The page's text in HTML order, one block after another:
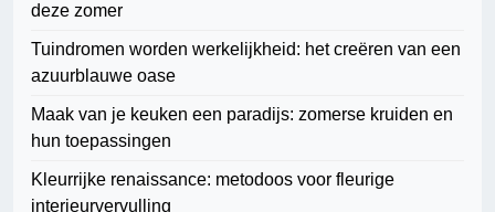
deze zomer
Tuindromen worden werkelijkheid: het creëren van een
azuurblauwe oase
Maak van je keuken een paradijs: zomerse kruiden en
hun toepassingen
Kleurrijke renaissance: metodoos voor fleurige
interieurvervulling